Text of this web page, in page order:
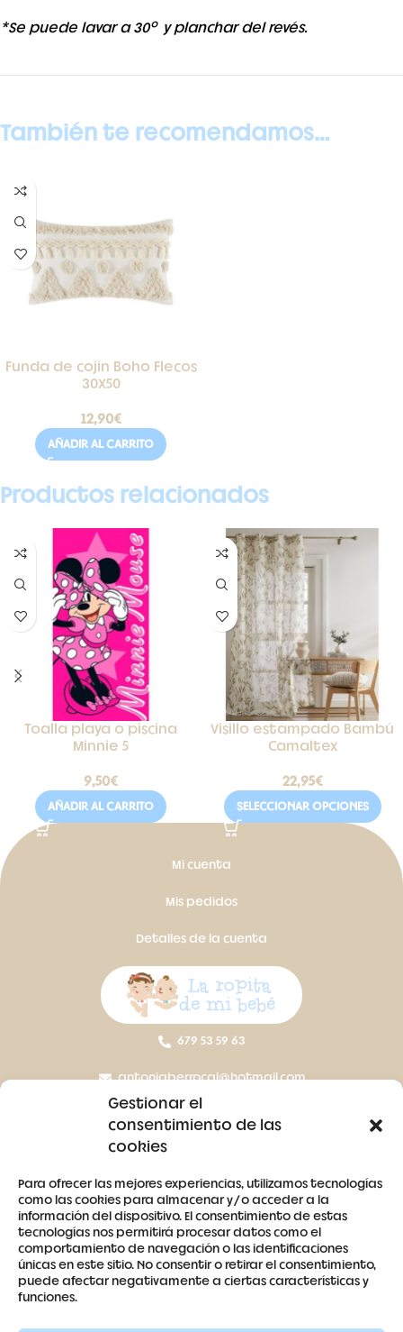
Gestionar el
consentimiento de las
cookies
Para ofrecer las mejores experiencias, utilizamos tecnologías
como las cookies para almacenar y/o acceder a la
información del dispositivo. El consentimiento de estas
tecnologías nos permitirá procesar datos como el
comportamiento de navegación o las identificaciones
únicas en este sitio. No consentir o retirar el consentimiento,
puede afectar negativamente a ciertas características y
funciones.
*Se puede lavar a 30º y planchar del revés.
También te recomendamos…
Funda de cojín Boho Flecos
30X50
12,90€
AÑADIR AL CARRITO
Productos relacionados
Toalla playa o piscina
Minnie 5
9,50€
AÑADIR AL CARRITO
Visillo estampado Bambú
Camaltex
22,95€
SELECCIONAR OPCIONES
Mi cuenta
Mis pedidos
Detalles de la cuenta
679 53 59 63
antoniaberrocal@hotmail.com
Contacto